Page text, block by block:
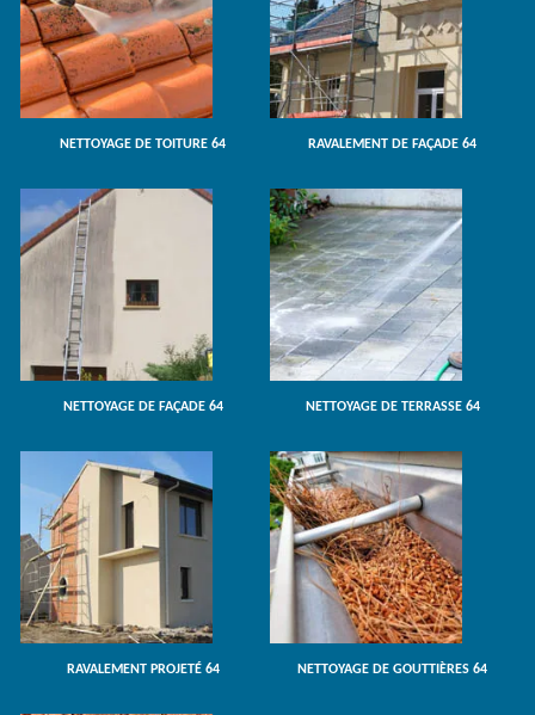
NETTOYAGE DE TOITURE 64 RAVALEMENT DE FAÇADE 64
NETTOYAGE DE FAÇADE 64 NETTOYAGE DE TERRASSE 64
RAVALEMENT PROJETÉ 64 NETTOYAGE DE GOUTTIÈRES 64